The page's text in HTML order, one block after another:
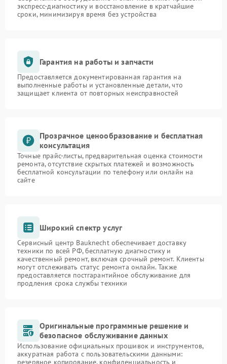
экспресс-диагностику и восстановление в кратчайшие
сроки, минимизируя время без устройства
Гарантия на работы и запчасти
Предоставляется документированная гарантия на
выполненные работы и установленные детали, что
защищает клиента от повторных неисправностей
Прозрачное ценообразование и бесплатная
консультация
Точные прайс-листы, предварительная оценка стоимости
ремонта, отсутствие скрытых платежей и возможность
бесплатной консультации по телефону или онлайн на
сайте
Широкий спектр услуг
Сервисный центр Bauknecht обеспечивает доставку
техники по всей РФ, бесплатную диагностику и
качественный ремонт, включая срочный ремонт. Клиенты
могут отслеживать статус ремонта онлайн. Также
предоставляется постгарантийное обслуживание для
продления срока службы техники
Оригинальные программные решение и
безопасное обслуживание данных
Использование официальных прошивок и инструментов,
аккуратная работа с пользовательскими данными:
резервное копирование, конфиденциальность и